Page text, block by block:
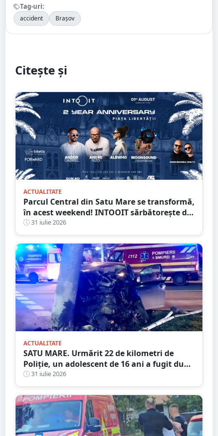
Tag-uri:
accident Brașov
Citește și
ACTUALITATE
Parcul Central din Satu Mare se transformă,
în acest weekend! INTOOIT sărbătorește doi
ani printr-un eveniment spectaculos
31 iulie 2026
ACTUALITATE
SATU MARE. Urmărit 22 de kilometri de
Poliție, un adolescent de 16 ani a fugit după
ce a spulberat un stâlp
31 iulie 2026